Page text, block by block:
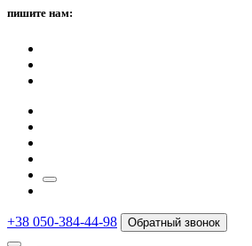
пишите нам:
+38 050-384-44-98 Обратный звонок